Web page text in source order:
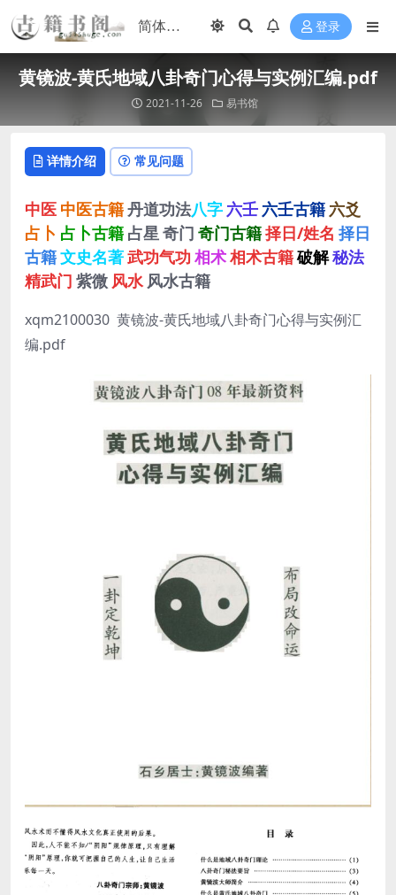
登录
黄镜波-黄氏地域八卦奇门心得与实例汇编.pdf
2021-11-26 易书馆
详情介绍 常见问题
中医 中医古籍丹道功法八字 六壬 六壬古籍 六爻
占卜 占卜古籍 占星 奇门 奇门古籍择日/姓名 择日
古籍文史名著武功气功 相术相术古籍破解秘法
精武门 紫微 风水 风水古籍
xqm2100030 黄镜波-黄氏地域八卦奇门心得与实例汇
编.pdf